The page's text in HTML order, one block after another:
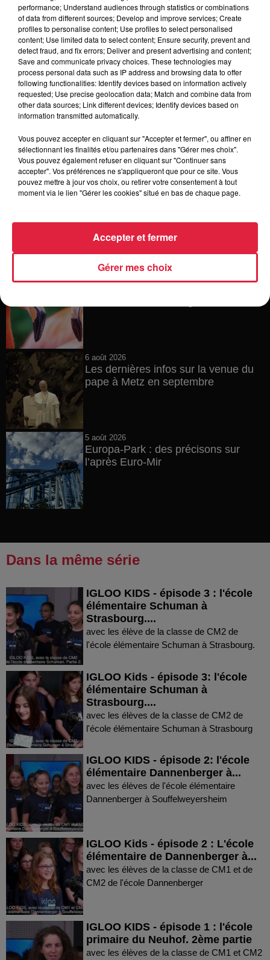
Toute l'actu
6 août 2026
robinets
6 août 2026
Catherine Trautmann réagit
6 août 2026
Les dernières infos sur la venue du
pape à Metz en septembre
5 août 2026
Europa-Park : des précisons sur
l’après Euro-Mir
Dans la même série
IGLOO KIDS - épisode 3 : l'école
élémentaire Schuman à
Strasbourg....
avec les élève de la classe de CM2 de
l'école élémentaire Schuman à Strasbourg.
IGLOO Kids - épisode 3: l'école
élémentaire Schuman à
Strasbourg....
avec les élèves de la classe de CM2 de
l'école élémentaire Schuman à Strasbourg
IGLOO KIDS - épisode 2: l'école
élémentaire Dannenberger à...
avec les élèves de l'école élémentaire
Dannenberger à Souffelweyersheim
IGLOO Kids - épisode 2 : L'école
élémentaire de Dannenberger à...
avec les élèves de la classe de CM1 et de
CM2 de l'école Dannenberger
IGLOO KIDS - épisode 1 : l'école
primaire du Neuhof. 2ème partie
avec les élèves de la classe de CM1 et CM2
performance; Understand audiences through statistics or combinations
of data from different sources; Develop and improve services; Create
profiles to personalise content; Use profiles to select personalised
content; Use limited data to select content; Ensure security, prevent and
detect fraud, and fix errors; Deliver and present advertising and content;
Save and communicate privacy choices. These technologies may
process personal data such as IP address and browsing data to offer
following functionalities: Identify devices based on information actively
requested; Use precise geolocation data; Match and combine data from
other data sources; Link different devices; Identify devices based on
information transmitted automatically.
Vous pouvez accepter en cliquant sur "Accepter et fermer", ou affiner en
sélectionnant les finalités et/ou partenaires dans "Gérer mes choix".
Vous pouvez également refuser en cliquant sur "Continuer sans
accepter". Vos préférences ne s'appliqueront que pour ce site. Vous
pouvez mettre à jour vos choix, ou retirer votre consentement à tout
moment via le lien "Gérer les cookies" situé en bas de chaque page.
Gérer mes choix
Accepter et fermer